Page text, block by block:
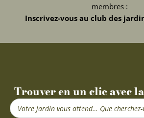
membres :
Inscrivez-vous au club des
Trouver en un clic avec
Search
...